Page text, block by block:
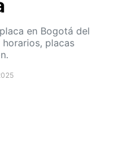
en Bogotá del
placas